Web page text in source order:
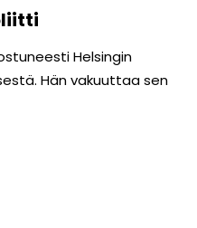
Helsingin
Hän vakuuttaa sen